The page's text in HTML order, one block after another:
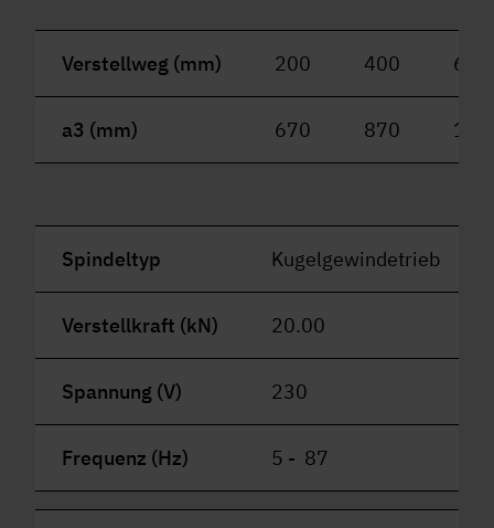
Verstellweg (mm) 200 400 600
a3 (mm) 670 870
Spindeltyp Kugelgewindetrieb
Verstellkraft (kN) 20.00
Spannung (V) 230
Frequenz (Hz) 5 - 87